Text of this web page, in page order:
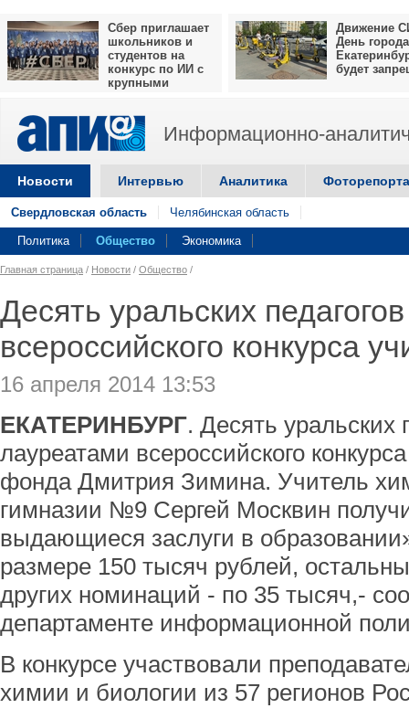
Сбер приглашает
школьников и
студентов на
конкурс по ИИ с
крупными
Движение
День города
будет
Информационно-
Новости Интервью Аналитика
Свердловская область Челябинская область
Политика Общество Экономика
Главная страница / Новости / Общество /
Десять уральских
всероссийского конкурса
16 апреля 2014 13:53
ЕКАТЕРИНБУРГ. Десять уральских
лауреатами всероссийского
фонда Дмитрия Зимина. Учитель
гимназии №9 Сергей Москвин
выдающиеся заслуги в
размере 150 тысяч рублей,
других номинаций - по 35 тысяч,-
департаменте информационной
В конкурсе участвовали
химии и биологии из 57 регионов